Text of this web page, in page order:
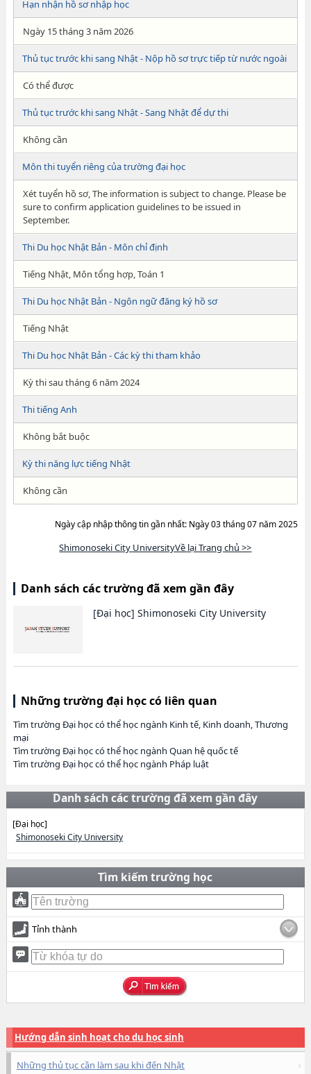
Hạn nhận hồ sơ nhập học
Ngày 15 tháng 3 năm 2026
Thủ tục trước khi sang Nhật - Nộp hồ sơ trực tiếp từ nước ngoài
Có thể được
Thủ tục trước khi sang Nhật - Sang Nhật để dự thi
Không cần
Môn thi tuyển riêng của trường đại học
Xét tuyển hồ sơ, The information is subject to change. Please be
sure to confirm application guidelines to be issued in
September.
Thi Du học Nhật Bản - Môn chỉ định
Tiếng Nhật, Môn tổng hợp, Toán 1
Thi Du học Nhật Bản - Ngôn ngữ đăng ký hồ sơ
Tiếng Nhật
Thi Du học Nhật Bản - Các kỳ thi tham khảo
Kỳ thi sau tháng 6 năm 2024
Thi tiếng Anh
Không bắt buộc
Kỳ thi năng lực tiếng Nhật
Không cần
Ngày cập nhập thông tin gần nhất: Ngày 03 tháng 07 năm 2025
Shimonoseki City UniversityVề lại Trang chủ >>
Danh sách các trường đã xem gần đây
[Đại học] Shimonoseki City University
Những trường đại học có liên quan
Tìm trường Đại học có thể học ngành Kinh tế, Kinh doanh, Thương
mại
Tìm trường Đại học có thể học ngành Quan hệ quốc tế
Tìm trường Đại học có thể học ngành Pháp luật
Danh sách các trường đã xem gần đây
[Đại học]
Shimonoseki City University
Tìm kiếm trường học
Tỉnh thành
Hướng dẫn sinh hoạt cho du học sinh
Những thủ tục cần làm sau khi đến Nhật